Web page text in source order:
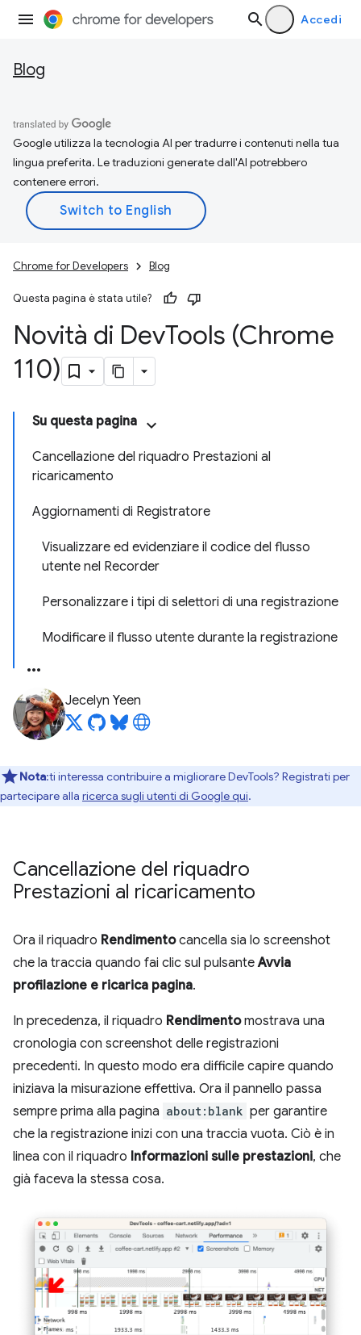
Accedi
Blog
Google utilizza la tecnologia AI per tradurre i contenuti nella tua
lingua preferita. Le traduzioni generate dall'AI potrebbero
contenere errori.
Chrome for Developers Blog
Questa pagina è stata utile?
Novità di DevTools (Chrome
110)
Su questa pagina
Cancellazione del riquadro Prestazioni al
ricaricamento
Aggiornamenti di Registratore
Visualizzare ed evidenziare il codice del flusso
utente nel Recorder
Personalizzare i tipi di selettori di una registrazione
Modificare il flusso utente durante la registrazione
Jecelyn Yeen
Nota:ti interessa contribuire a migliorare DevTools? Registrati per
partecipare alla ricerca sugli utenti di Google qui.
Cancellazione del riquadro
Prestazioni al ricaricamento
Ora il riquadro Rendimentocancella sia lo screenshot
che la traccia quando fai clic sul pulsanteAvvia
profilazione e ricarica pagina.
In precedenza, il riquadro Rendimentomostrava una
cronologia con screenshot delle registrazioni
precedenti. In questo modo era difficile capire quando
iniziava la misurazione effettiva. Ora il pannello passa
sempre prima alla pagina about:blank per garantire
che la registrazione inizi con una traccia vuota. Ciò è in
linea con il riquadro Informazioni sulle prestazioni, che
già faceva la stessa cosa.